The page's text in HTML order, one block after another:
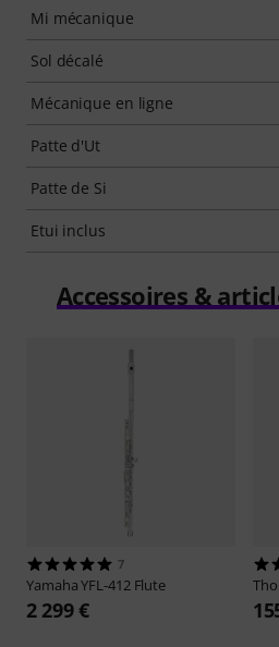
Mi mécanique
Sol décalé
Mécanique en ligne
Patte d'Ut
Patte de Si
Etui inclus
Accessoires &
7
YamahaYFL-412 Flute
2 299 €